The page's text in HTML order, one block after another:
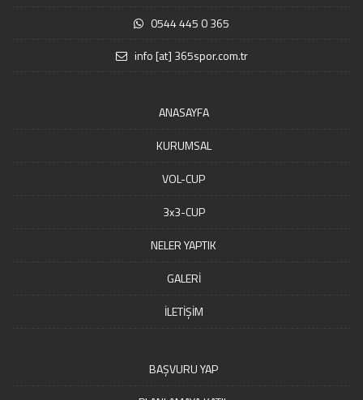
0544 445 0 365
info [at] 365spor.com.tr
ANASAYFA
KURUMSAL
VOL-CUP
3x3-CUP
NELER YAPTIK
GALERİ
İLETİŞİM
BAŞVURU YAP